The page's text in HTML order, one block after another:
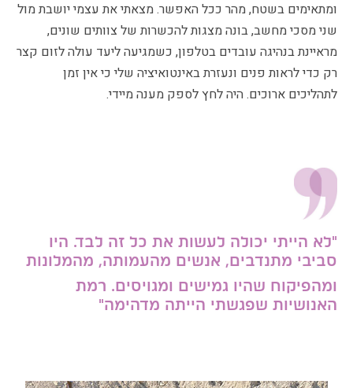
ומתאימים בשטח, מהר ככל האפשר. מצאתי את עצמי יושבת מול
שני מסכי מחשב, בונה מצגות להכשרות של צוותים שונים,
מראיינת בנהיגה עובדים בטלפון, כשמגיעה ליעד עולה לזום קצר
רק כדי לראות פנים ונעזרת באינטואיציה שלי כי אין זמן
לתהליכים ארוכים. היה לחץ לספק מענה מיידי.
"לא הייתי יכולה לעשות את כל זה לבד. היו
סביבי מתנדבים, אנשים מהעמותה, מהמלונות
ומהפיקוח שהיו גמישים ומגויסים. רמת
האנושיות שפגשתי הייתה מדהימה"